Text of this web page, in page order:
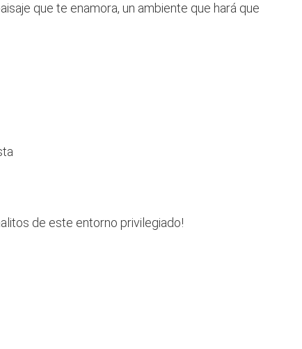
que te enamora, un ambiente que hará que
de este entorno privilegiado!